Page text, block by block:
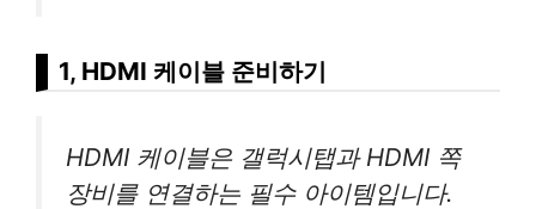
1, HDMI 케이블 준비하기
HDMI 케이블은 갤럭시탭과 HDMI 쪽
장비를 연결하는 필수 아이템입니다.